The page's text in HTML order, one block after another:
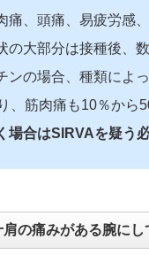
痛、頭痛、易疲労感
大部分は接種後、
ンの場合、種類によ
、筋肉痛も10％から
場合はSIRVAを疑う
の痛みがある腕にし